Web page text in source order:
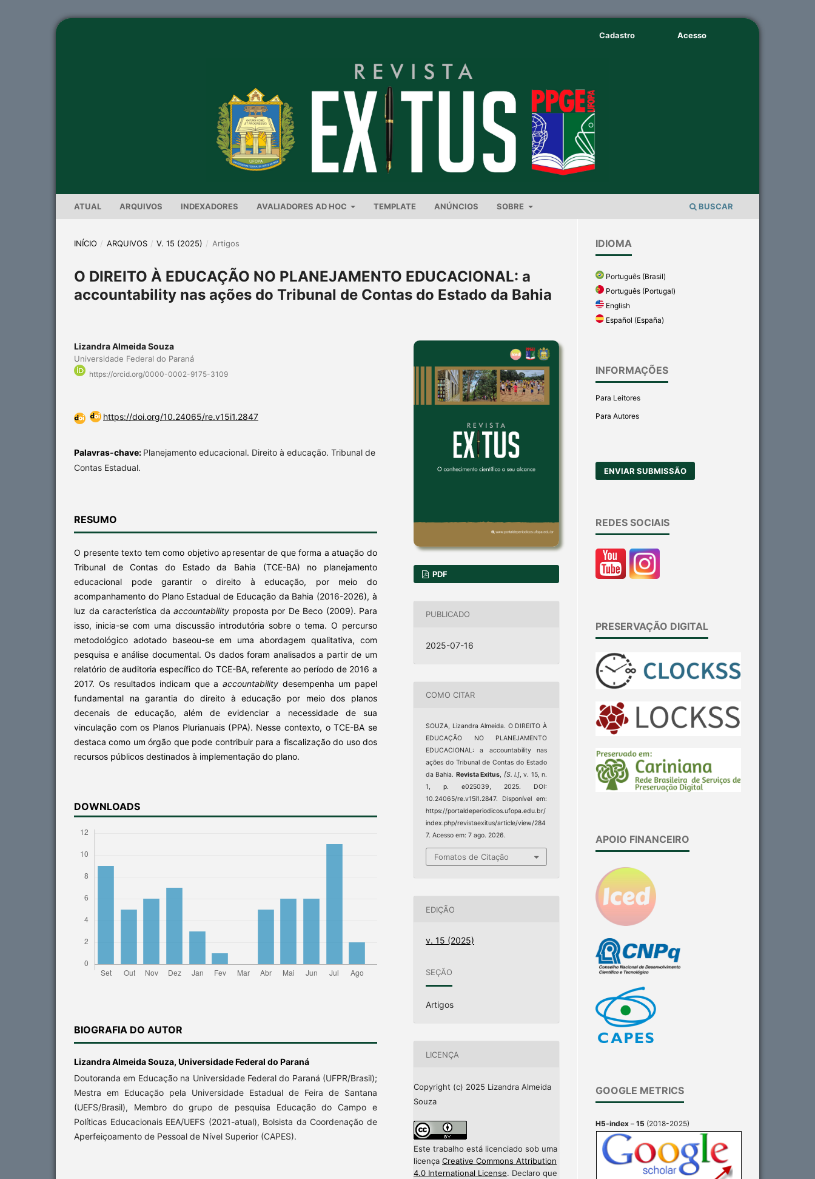
ATUAL ARQUIVOS INDEXADORES AVALIADORES AD HOC TEMPLATE ANÚNCIOS SOBRE BUSCAR
Cadastro Acesso
INÍCIO / ARQUIVOS / V. 15 (2025) / Artigos
O DIREITO À EDUCAÇÃO NO PLANEJAMENTO EDUCACIONAL: a
accountability nas ações do Tribunal de Contas do Estado da Bahia
Lizandra Almeida Souza
Universidade Federal do Paraná
https://orcid.org/0000-0002-9175-3109
https://doi.org/10.24065/re.v15i1.2847
Palavras-chave: Planejamento educacional. Direito à educação. Tribunal de
Contas Estadual.
RESUMO
O presente texto tem como objetivo apresentar de que forma a atuação do
Tribunal de Contas do Estado da Bahia (TCE-BA) no planejamento
educacional pode garantir o direito à educação, por meio do
acompanhamento do Plano Estadual de Educação da Bahia (2016-2026), à
luz da característica da accountability proposta por De Beco (2009). Para
isso, inicia-se com uma discussão introdutória sobre o tema. O percurso
metodológico adotado baseou-se em uma abordagem qualitativa, com
pesquisa e análise documental. Os dados foram analisados a partir de um
relatório de auditoria específico do TCE-BA, referente ao período de 2016 a
2017. Os resultados indicam que aaccountability desempenha um papel
fundamental na garantia do direito à educação por meio dos planos
decenais de educação, além de evidenciar a necessidade de sua
vinculação com os Planos Plurianuais (PPA). Nesse contexto, o TCE-BA se
destaca como um órgão que pode contribuir para a fiscalização do uso dos
recursos públicos destinados à implementação do plano.
DOWNLOADS
BIOGRAFIA DO AUTOR
Lizandra Almeida Souza, Universidade Federal do Paraná
Doutoranda em Educação na Universidade Federal do Paraná (UFPR/Brasil);
Mestra em Educação pela Universidade Estadual de Feira de Santana
(UEFS/Brasil), Membro do grupo de pesquisa Educação do Campo e
Políticas Educacionais EEA/UEFS (2021-atual), Bolsista da Coordenação de
Aperfeiçoamento de Pessoal de Nível Superior (CAPES).
PDF
PUBLICADO
2025-07-16
COMO CITAR
SOUZA, Lizandra Almeida. O DIREITO À
EDUCAÇÃO NO PLANEJAMENTO
EDUCACIONAL: a accountability nas
ações do Tribunal de Contas do Estado
da Bahia. Revista Exitus [S. l.], v. 15, n.
1, p. e025039, 2025. DOI:
10.24065/re.v15i1.2847. Disponível em:
https://portaldeperiodicos.ufopa.edu.br/
index.php/revistaexitus/article/view/284
7. Acesso em: 7 ago. 2026.
Fomatos de Citação
EDIÇÃO
v. 15 (2025)
SEÇÃO
Artigos
LICENÇA
Copyright (c) 2025 Lizandra Almeida
Souza
Este trabalho está licenciado sob uma
licença Creative Commons Attribution
4.0 International License. Declaro que
IDIOMA
Português (Brasil)
Português (Portugal)
English
Español (España)
INFORMAÇÕES
Para Leitores
Para Autores
ENVIAR SUBMISSÃO
REDES SOCIAIS
PRESERVAÇÃO DIGITAL
APOIO FINANCEIRO
GOOGLE METRICS
H5-index – 15 (2018-2025)